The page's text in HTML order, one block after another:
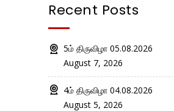
Recent Posts
5ம் திருவிழா 05.08.2026
August 7, 2026
4ம் திருவிழா 04.08.2026
August 5, 2026